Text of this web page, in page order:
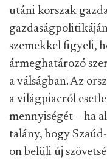
utáni korszak
szemekkel figyeli,
ármeghatározó
a válságban. Az
a világpiacról
mennyiségét – ha
talány, hogy
on belüli új